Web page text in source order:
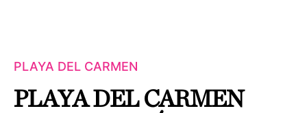
PLAYA DEL CARMEN
PLAYA DEL CARMEN